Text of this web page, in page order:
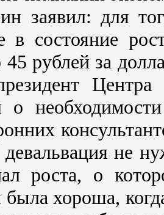
заявил: для
в состояние
рублей за
Центра
о
девальвация не
роста, о
была хороша,